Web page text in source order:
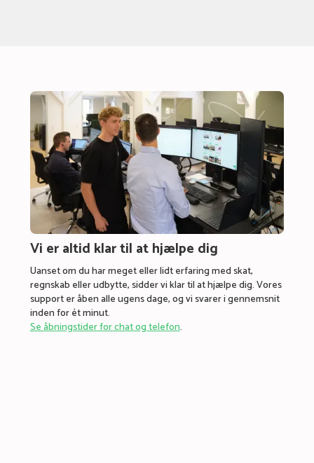
Vi er altid klar til at hjælpe dig
Uanset om du har meget eller lidt erfaring med skat,
regnskab eller udbytte, sidder vi klar til at hjælpe dig. Vores
support er åben alle ugens dage, og vi svarer i gennemsnit
inden for ét minut.
Se åbningstider for chat og telefon.